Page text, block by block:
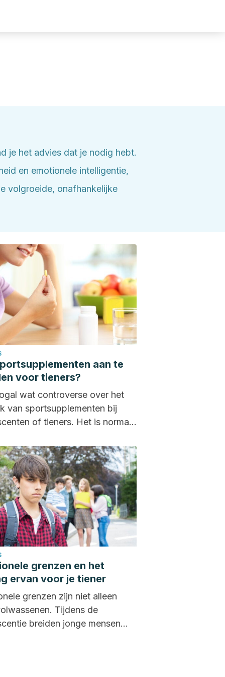
je het advies dat je nodig hebt.
en emotionele intelligentie,
volgroeide, onafhankelijke
aan te
voor tieners?
wat controverse over het
van sportsupplementen bij
of tieners. Het is normaal
grenzen en het
ervan voor je tiener
grenzen zijn niet alleen
Tijdens de
breiden jonge mensen